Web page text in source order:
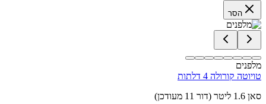
הסר
מלפנים
טויוטה קורולה 4 דלתות
סאן 1.6 ליטר (דור 11 מעודכן)